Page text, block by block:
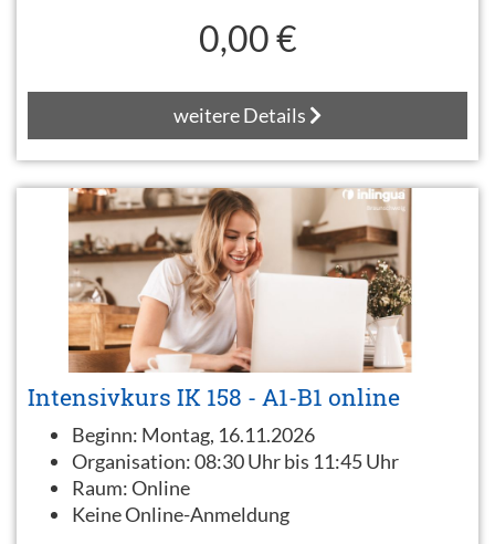
0,00 €
weitere Details
Intensivkurs IK 158 - A1-B1 online
Beginn: Montag, 16.11.2026
Organisation:08:30 Uhr bis 11:45 Uhr
Raum:Online
Keine Online-Anmeldung